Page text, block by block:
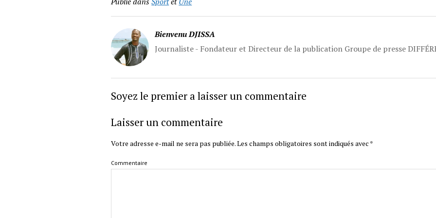
Bienvenu DJISSA
Journaliste - Fondateur et Directeur de la publication Groupe de presse
Soyez le premier a laisser un commentaire
Laisser un commentaire
Votre adresse e-mail ne sera pas publiée.Les champs obligatoires sont indiqués avec *
Commentaire